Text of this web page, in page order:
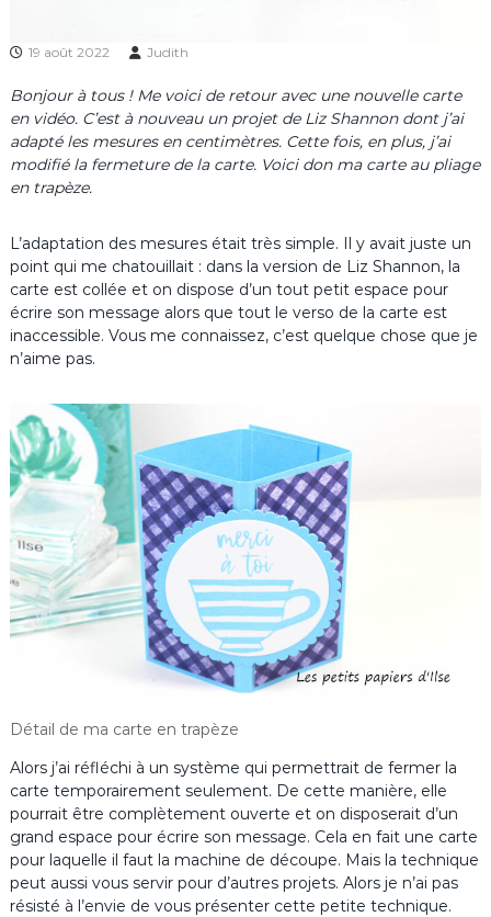
19 août 2022 Judith
Bonjour à tous ! Me voici de retour avec une nouvelle carte
en vidéo. C’est à nouveau un projet de Liz Shannon dont j’ai
adapté les mesures en centimètres. Cette fois, en plus, j’ai
modifié la fermeture de la carte. Voici don ma carte au pliage
en trapèze.
L’adaptation des mesures était très simple. Il y avait juste un
point qui me chatouillait : dans la version de Liz Shannon, la
carte est collée et on dispose d’un tout petit espace pour
écrire son message alors que tout le verso de la carte est
inaccessible. Vous me connaissez, c’est quelque chose que je
n’aime pas.
Détail de ma carte en trapèze
Alors j’ai réfléchi à un système qui permettrait de fermer la
carte temporairement seulement. De cette manière, elle
pourrait être complètement ouverte et on disposerait d’un
grand espace pour écrire son message. Cela en fait une carte
pour laquelle il faut la machine de découpe. Mais la technique
peut aussi vous servir pour d’autres projets. Alors je n’ai pas
résisté à l’envie de vous présenter cette petite technique.